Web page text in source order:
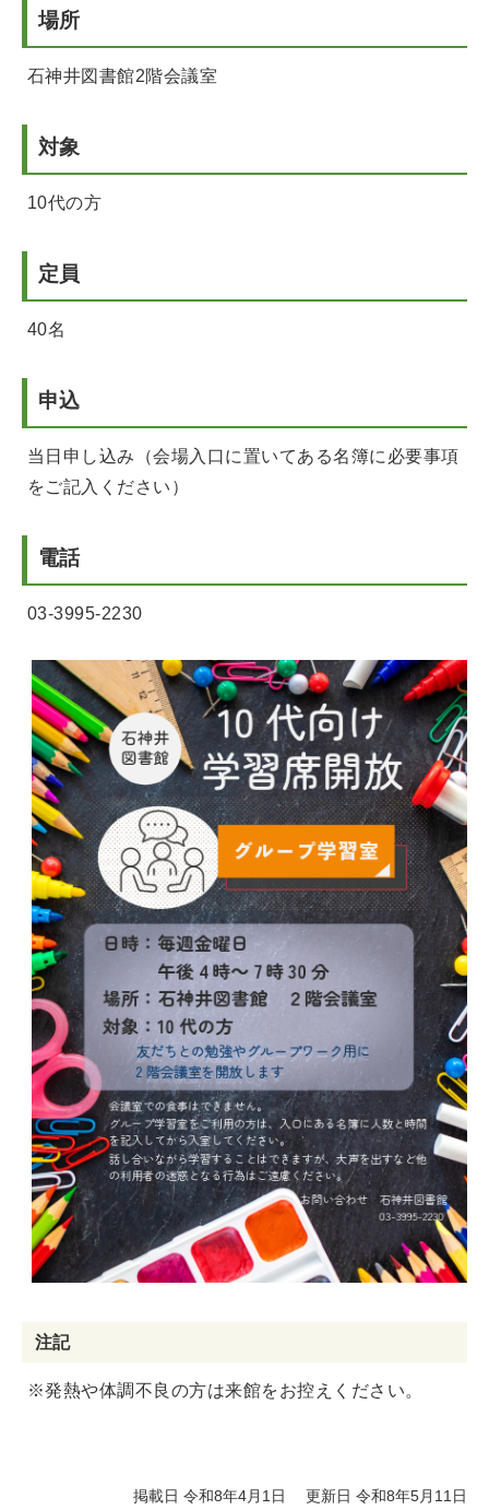
場所
石神井図書館2階会議室
対象
10代の方
定員
40名
申込
当日申し込み（会場入口に置いてある名簿に必要事項
をご記入ください）
電話
03-3995-2230
注記
※発熱や体調不良の方は来館をお控えください。
掲載日 令和8年4月1日 更新日 令和8年5月11日